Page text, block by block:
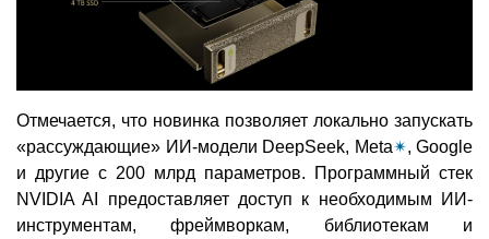
Отмечается, что новинка позволяет локально запускать
«рассуждающие» ИИ-модели DeepSeek, Meta✴, Google
и другие с 200 млрд параметров. Программный стек
NVIDIA AI предоставляет доступ к необходимым ИИ-
инструментам, фреймворкам, библиотекам и